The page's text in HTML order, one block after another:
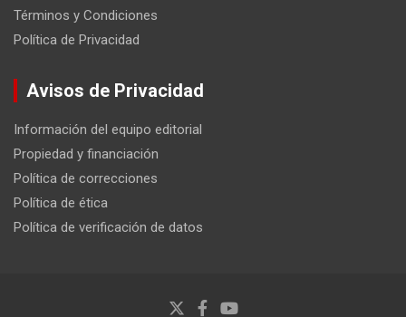
Términos y Condiciones
Política de Privacidad
Avisos de Privacidad
Información del equipo editorial
Propiedad y financiación
Política de correcciones
Política de ética
Política de verificación de datos